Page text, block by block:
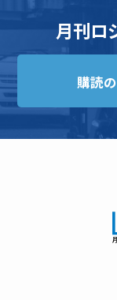
月刊ロ
購読